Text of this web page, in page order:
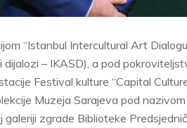
“Istanbul Intercultural Art
dijalozi – IKASD), a pod
Festival kulture “Capital
Muzeja Sarajeva pod
zgrade Biblioteke